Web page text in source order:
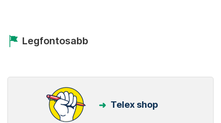
Legfontosabb
Telex shop